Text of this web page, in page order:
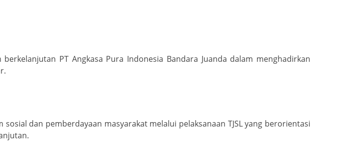
PT Angkasa Pura Indonesia Bandara Juanda dalam menghadirkan
dan pemberdayaan masyarakat melalui pelaksanaan TJSL yang berorientasi